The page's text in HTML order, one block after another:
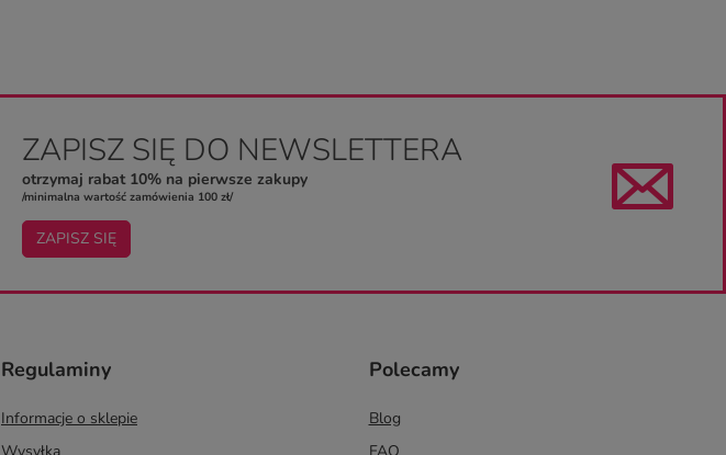
ZAPISZ SIĘ DO NEWSLETTERA
otrzymaj rabat 10% na pierwsze zakupy
/minimalna wartość zamówienia 100 zł/
ZAPISZ SIĘ
Regulaminy
Informacje o sklepie
Polecamy
Blog